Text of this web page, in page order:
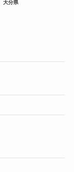
大分県